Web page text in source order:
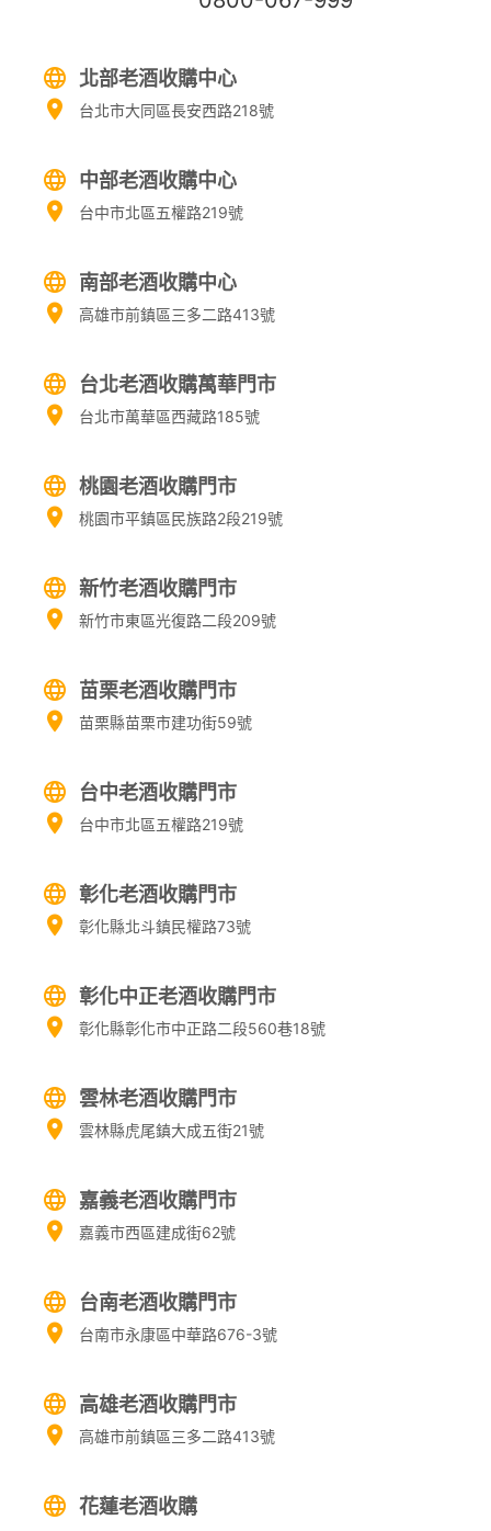
北部老酒收購中心
台北市大同區長安西路218號
中部老酒收購中心
台中市北區五權路219號
南部老酒收購中心
高雄市前鎮區三多二路413號
台北老酒收購萬華門市
台北市萬華區西藏路185號
桃園老酒收購門市
桃園市平鎮區民族路2段219號
新竹老酒收購門市
新竹市東區光復路二段209號
苗栗老酒收購門市
苗栗縣苗栗市建功街59號
台中老酒收購門市
台中市北區五權路219號
彰化老酒收購門市
彰化縣北斗鎮民權路73號
彰化中正老酒收購門市
彰化縣彰化市中正路二段560巷18號
雲林老酒收購門市
雲林縣虎尾鎮大成五街21號
嘉義老酒收購門市
嘉義市西區建成街62號
台南老酒收購門市
台南市永康區中華路676-3號
高雄老酒收購門市
高雄市前鎮區三多二路413號
花蓮老酒收購